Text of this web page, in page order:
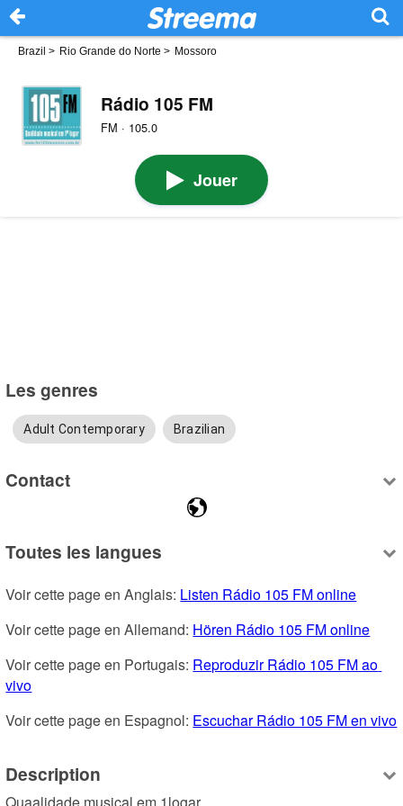
Brazil > Rio Grande do Norte > Mossoro
Rádio 105 FM
FM · 105.0
Jouer
Les genres
Adult Contemporary Brazilian
Contact
Toutes les langues
Voir cette page en Anglais: Listen Rádio 105 FM online
Voir cette page en Allemand: Hören Rádio 105 FM online
Voir cette page en Portugais: Reproduzir Rádio 105 FM ao
vivo
Voir cette page en Espagnol: Escuchar Rádio 105 FM en vivo
Description